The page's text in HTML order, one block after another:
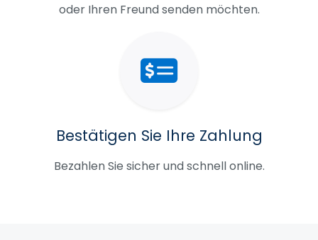
oder Ihren Freund senden möchten.
Bestätigen Sie Ihre Zahlung
Bezahlen Sie sicher und schnell online.